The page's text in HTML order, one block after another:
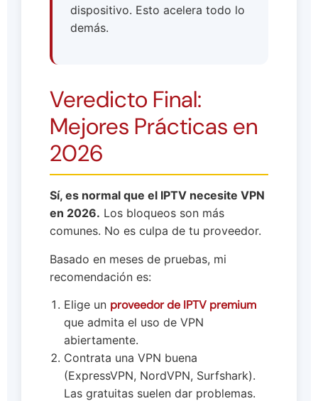
dispositivo. Esto acelera todo lo
demás.
Veredicto Final:
Mejores Prácticas en
2026
Sí, es normal que el IPTV necesite VPN
en 2026. Los bloqueos son más
comunes. No es culpa de tu proveedor.
Basado en meses de pruebas, mi
recomendación es:
Elige un proveedor de IPTV premium
que admita el uso de VPN
abiertamente.
Contrata una VPN buena
(ExpressVPN, NordVPN, Surfshark).
Las gratuitas suelen dar problemas.